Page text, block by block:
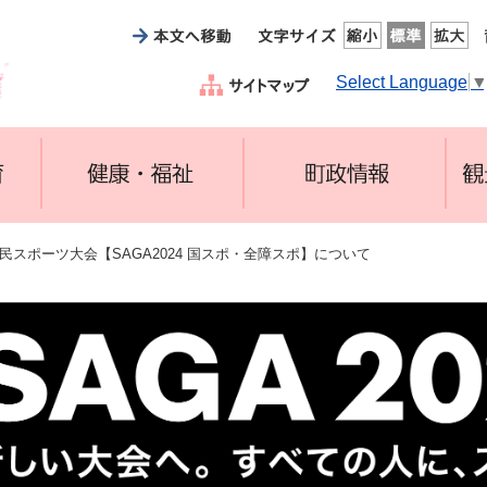
Select Language ▼
スポーツ大会【SAGA2024 国スポ・全障スポ】について